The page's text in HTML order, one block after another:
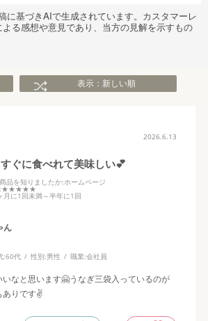
に基づきAIで生成されています。カスタマーレ
る感想や意見であり、当方の見解を示すもの
表示：新しい順
2026.6.13
ぐに食べれて美味しい💕
品を知りましたか:ホームページ
月に1回未満～半年に1回
ん
:60代 性別:男性 職業:会社員
なと思います🤗うなぎ三袋入っているのが
りです✌️